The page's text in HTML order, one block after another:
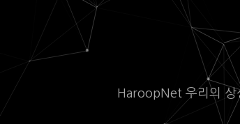
HaroopNet 우리의